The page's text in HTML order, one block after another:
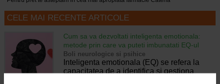
CELE MAI RECENTE ARTICOLE
Cum sa va dezvoltati inteligenta emotionala:
metode prin care va puteti imbunatati EQ-ul
Boli neurologice si psihice
Inteligenta emotionala (EQ) se refera la
capacitatea de a identifica si gestiona